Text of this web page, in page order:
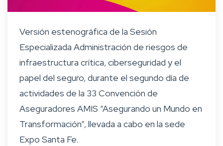
Versión estenográfica de la Sesión
Especializada Administración de riesgos de
infraestructura crítica, ciberseguridad y el
papel del seguro, durante el segundo día de
actividades de la 33 Convención de
Aseguradores AMIS “Asegurando un Mundo en
Transformación”, llevada a cabo en la sede
Expo Santa Fe.